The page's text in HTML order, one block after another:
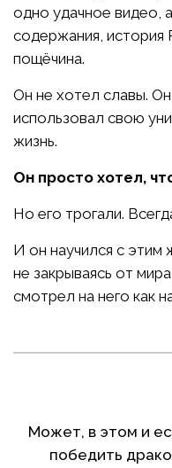
одно удачное видео,
содержания, история
пощёчина.
Он не хотел славы. Он
использовал свою
жизнь.
Он просто хотел,
Но его трогали.
И он научился с этим
не закрываясь от
смотрел на него как
Может, в этом и
победить